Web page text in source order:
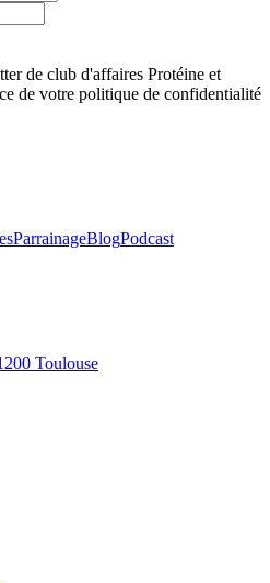
de club d'affaires Protéine et
de votre politique de confidentialité
ParrainageBlogPodcast
Toulouse